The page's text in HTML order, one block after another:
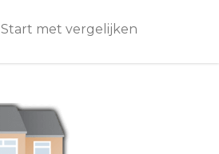
Start met vergelijken